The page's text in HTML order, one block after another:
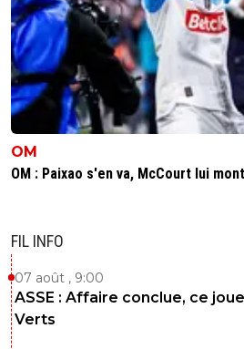
OM
OM : Paixao s'en va, McCourt lui
FIL INFO
07 août , 9:00
ASSE : Affaire conclue, ce
Verts